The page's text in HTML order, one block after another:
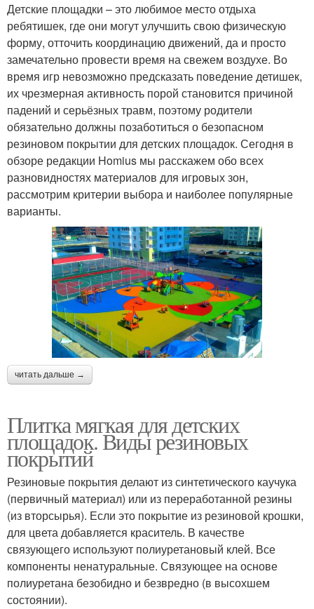
Детские площадки – это любимое место отдыха
ребятишек, где они могут улучшить свою физическую
форму, отточить координацию движений, да и просто
замечательно провести время на свежем воздухе. Во
время игр невозможно предсказать поведение детишек,
их чрезмерная активность порой становится причиной
падений и серьёзных травм, поэтому родители
обязательно должны позаботиться о безопасном
резиновом покрытии для детских площадок. Сегодня в
обзоре редакции Homius мы расскажем обо всех
разновидностях материалов для игровых зон,
рассмотрим критерии выбора и наиболее популярные
варианты.
читать дальше →
Плитка мягкая для детских
площадок. Виды резиновых
покрытий
Резиновые покрытия делают из синтетического каучука
(первичный материал) или из переработанной резины
(из вторсырья). Если это покрытие из резиновой крошки,
для цвета добавляется краситель. В качестве
связующего используют полиуретановый клей. Все
компоненты ненатуральные. Связующее на основе
полиуретана безобидно и безвредно (в высохшем
состоянии).